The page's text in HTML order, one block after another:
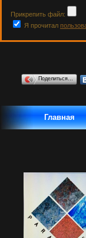
Прикрепить файл:
Я прочитал
Поделиться…
Главная